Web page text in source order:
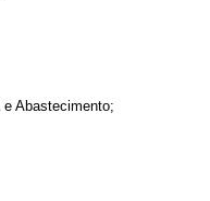
Abastecimento;